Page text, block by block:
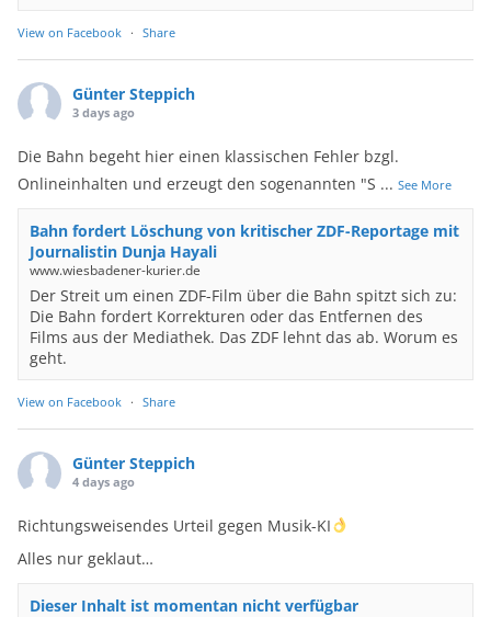
View on Facebook · Share
Günter Steppich
3 days ago
Die Bahn begeht hier einen klassischen Fehler bzgl.
Onlineinhalten und erzeugt den sogenannten "S ... See More
Bahn fordert Löschung von kritischer ZDF-Reportage mit
Journalistin Dunja Hayali
www.wiesbadener-kurier.de
Der Streit um einen ZDF-Film über die Bahn spitzt sich zu:
Die Bahn fordert Korrekturen oder das Entfernen des
Films aus der Mediathek. Das ZDF lehnt das ab. Worum es
geht.
View on Facebook · Share
Günter Steppich
4 days ago
Richtungsweisendes Urteil gegen Musik-KI
Alles nur geklaut…
Dieser Inhalt ist momentan nicht verfügbar